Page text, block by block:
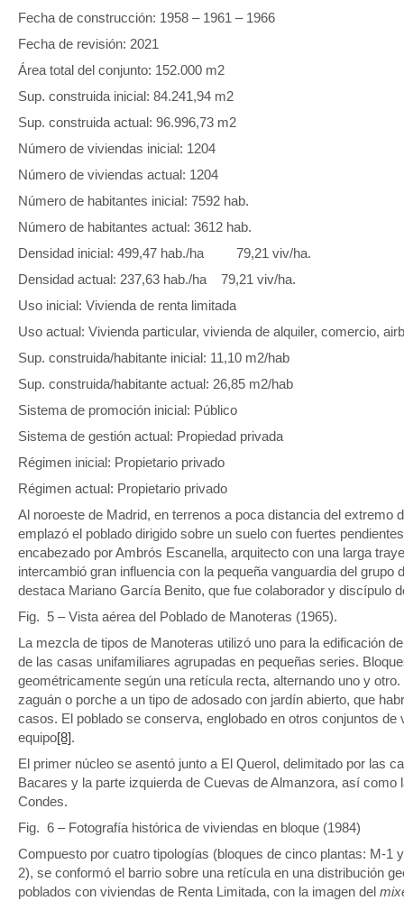
Fecha de construcción: 1958 – 1961 – 1966
Fecha de revisión: 2021
Área total del conjunto: 152.000 m2
Sup. construida inicial: 84.241,94 m2
Sup. construida actual: 96.996,73 m2
Número de viviendas inicial: 1204
Número de viviendas actual: 1204
Número de habitantes inicial: 7592 hab.
Número de habitantes actual: 3612 hab.
Densidad inicial: 499,47 hab./ha 79,21 viv/ha.
Densidad actual: 237,63 hab./ha 79,21 viv/ha.
Uso inicial: Vivienda de renta limitada
Uso actual: Vivienda particular, vivienda de alquiler, comercio,
Sup. construida/habitante inicial: 11,10 m2/hab
Sup. construida/habitante actual: 26,85 m2/hab
Sistema de promoción inicial: Público
Sistema de gestión actual: Propiedad privada
Régimen inicial: Propietario privado
Régimen actual: Propietario privado
Al noroeste de Madrid, en terrenos a poca distancia del extremo
emplazó el poblado dirigido sobre un suelo con fuertes
encabezado por Ambrós Escanella, arquitecto con una larga
intercambió gran influencia con la pequeña vanguardia del grupo
destaca Mariano García Benito, que fue colaborador y discípulo
Fig. 5 – Vista aérea del Poblado de Manoteras (1965).
La mezcla de tipos de Manoteras utilizó uno para la edificación
de las casas unifamiliares agrupadas en pequeñas series.
geométricamente según una retícula recta, alternando uno y
zaguán o porche a un tipo de adosado con jardín abierto, que
casos. El poblado se conserva, englobado en otros conjuntos
equipo[8].
El primer núcleo se asentó junto a El Querol, delimitado por las
Bacares y la parte izquierda de Cuevas de Almanzora, así como
Condes.
Fig. 6 – Fotografía histórica de viviendas en bloque (1984)
Compuesto por cuatro tipologías (bloques de cinco plantas: M-1
2), se conformó el barrio sobre una retícula en una distribución
poblados con viviendas de Renta Limitada, con la imagen del